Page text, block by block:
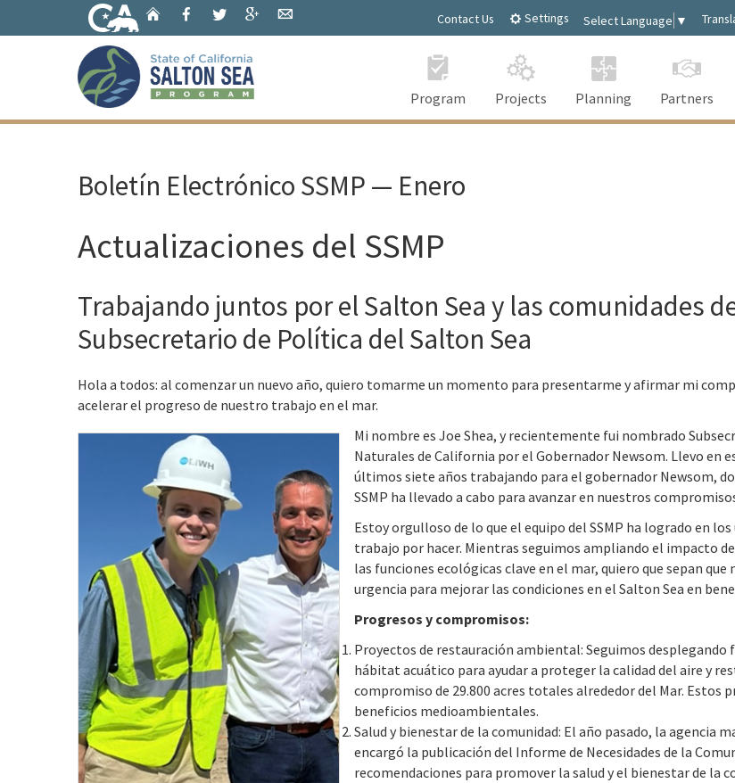
Home Facebook
TwitterGoogle+ Contact Us Settings Select Language ▼
Program Projects Planning Partners
Boletín Electrónico SSMP — Enero
Actualizaciones del SSMP
Trabajando juntos por el Salton Sea y las comunidades
Subsecretario de Política del Salton Sea
Hola a todos: al comenzar un nuevo año, quiero tomarme un momento para presentarme y afirmar mi
acelerar el progreso de nuestro trabajo en el mar.
Mi nombre es Joe Shea, y recientemente fui nombrado
Naturales de California por el Gobernador Newsom. Llevo en
últimos siete años trabajando para el gobernador Newsom,
SSMP ha llevado a cabo para avanzar en nuestros
Estoy orgulloso de lo que el equipo del SSMP ha logrado en
trabajo por hacer. Mientras seguimos ampliando el impacto
las funciones ecológicas clave en el mar, quiero que sepan
urgencia para mejorar las condiciones en el Salton Sea en
Progresos y compromisos:
Proyectos de restauración ambiental: Seguimos
hábitat acuático para ayudar a proteger la calidad del aire y
compromiso de 29.800 acres totales alrededor del Mar. Estos
beneficios medioambientales.
Salud y bienestar de la comunidad: El año pasado, la agencia
encargó la publicación del Informe de Necesidades de la
recomendaciones para promover la salud y el bienestar de la